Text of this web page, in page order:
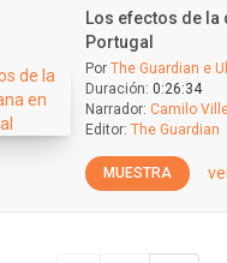
Los efectos de
Portugal
Por The Guardian e
Duración: 0:26:34
Narrador: Camilo
Editor: The Guardian
MUESTRA